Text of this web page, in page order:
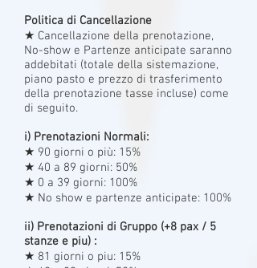
Politica di Cancellazione
★ Cancellazione della prenotazione,
No-show e Partenze anticipate saranno
addebitati (totale della sistemazione,
piano pasto e prezzo di trasferimento
della prenotazione tasse incluse) come
di seguito.
i) Prenotazioni Normali:
★ 90 giorni o più: 15%
★ 40 a 89 giorni: 50%
★ 0 a 39 giorni: 100%
★ No show e partenze anticipate: 100%
ii) Prenotazioni di Gruppo (+8 pax / 5
stanze e piu) :
★ 81 giorni o piu: 15%